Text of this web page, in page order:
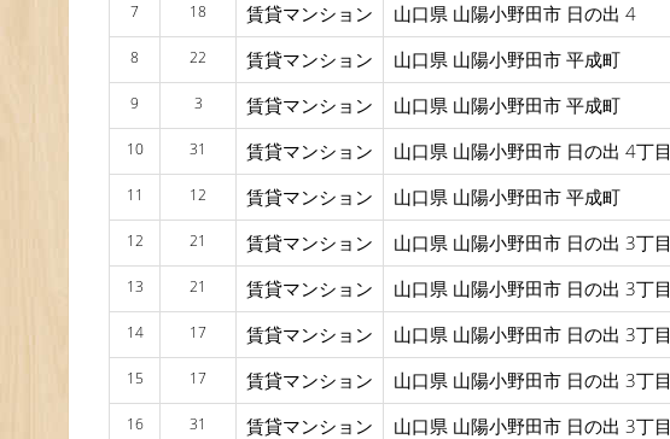
7 18 賃貸マンション 山口県 山陽小野田市 日の出 4
8 22 賃貸マンション 山口県 山陽小野田市 平成町
9 3 賃貸マンション 山口県 山陽小野田市 平成町
10 31 賃貸マンション 山口県 山陽小野田市 日の出 4丁目
11 12 賃貸マンション 山口県 山陽小野田市 平成町
12 21 賃貸マンション 山口県 山陽小野田市 日の出 3丁目
13 21 賃貸マンション 山口県 山陽小野田市 日の出 3丁目
14 17 賃貸マンション 山口県 山陽小野田市 日の出 3丁目
15 17 賃貸マンション 山口県 山陽小野田市 日の出 3丁目
16 31 賃貸マンション 山口県 山陽小野田市 日の出 3丁目